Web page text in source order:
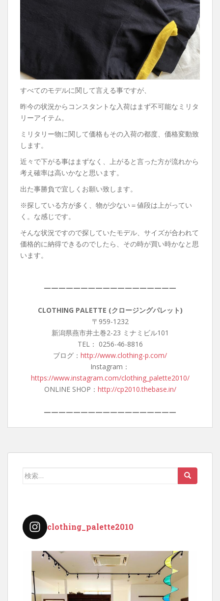
すべてのモデルに関して言える事ですが、
昨今の状況からコンスタントな入荷はまず不可能なミリタ
リーアイテム。
ミリタリー物に関して価格もその入荷の都度、価格変動致
します。
近々で下がる事はまずなく、上がると言った方が流れから
考え確率は高いかなと思います。
出た事勝負で宜しくお願い致します。
※探している方が多く、物が少ない＝値段は上がってい
く。な感じです。
そんな状況ですので探していたモデル、サイズが合われて
価格的に納得できるのでしたら、その時が買い時かなと思
います。
——————————————————
CLOTHING PALETTE (クロージングパレット)
〒959-1232
新潟県燕市井土巻2-23 ミナミビル101
TEL： 0256-46-8816
ブログ： http://www.clothing-p.com/
Instagram：
https://www.instagram.com/clothing_palette2010/
ONLINE SHOP： http://cp2010.thebase.in/
——————————————————
検
clothing_palette2010